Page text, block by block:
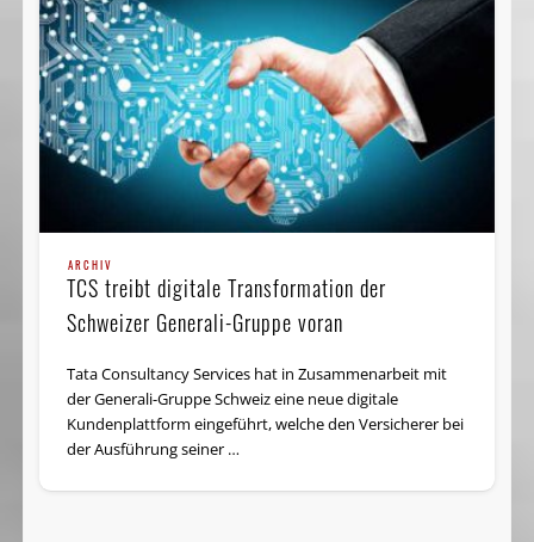
ARCHIV
TCS treibt digitale Transformation der
Schweizer Generali-Gruppe voran
Tata Consultancy Services hat in Zusammenarbeit mit
der Generali-Gruppe Schweiz eine neue digitale
Kundenplattform eingeführt, welche den Versicherer bei
der Ausführung seiner …